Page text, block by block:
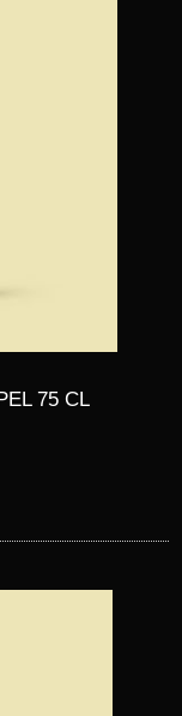
75 CL